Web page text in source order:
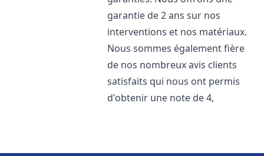
garantie de 2 ans sur nos
interventions et nos matériaux.
Nous sommes également fière
de nos nombreux avis clients
satisfaits qui nous ont permis
d'obtenir une note de 4,